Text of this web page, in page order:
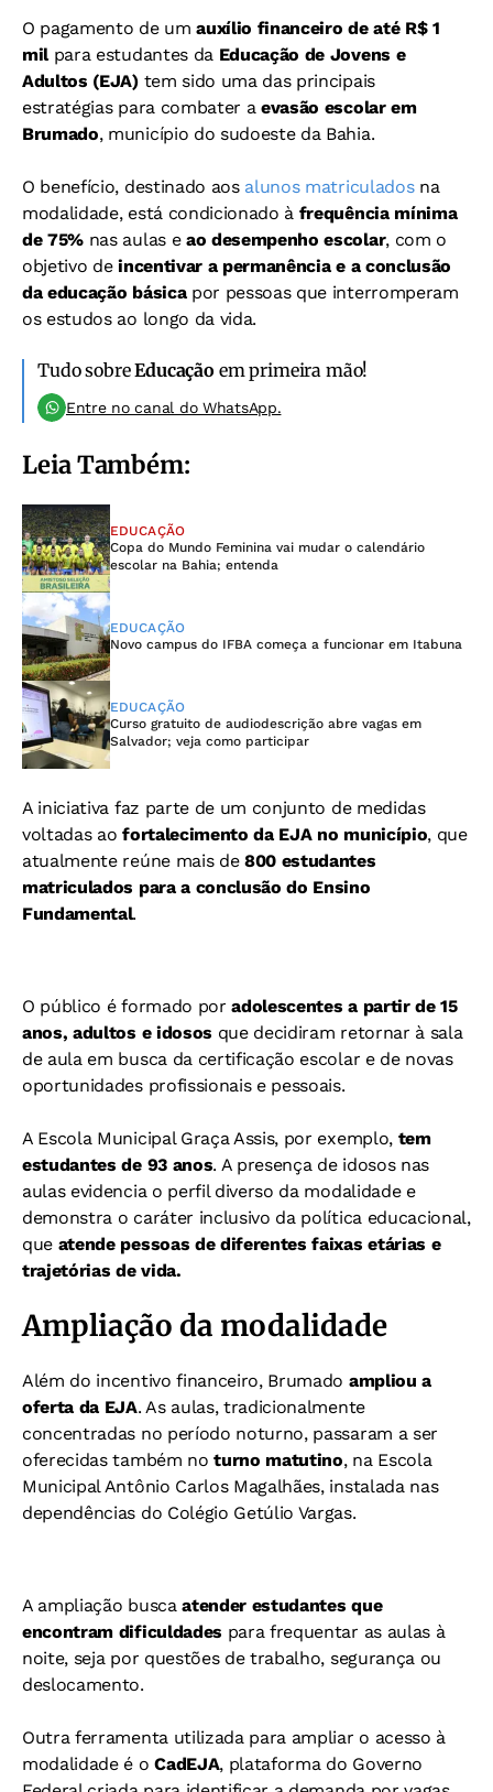
O pagamento de umauxílio financeiro de até R$ 1
milpara estudantes da Educação de Jovens e
Adultos (EJA)tem sido uma das principais
estratégias para combater a evasão escolar em
Brumado, município do sudoeste da Bahia.
O benefício, destinado aos alunos matriculadosna
modalidade, está condicionado à frequência mínima
de 75% nas aulas e ao desempenho escolar, com o
objetivo deincentivar a permanência e a conclusão
da educação básica por pessoas que interromperam
os estudos ao longo da vida.
Tudo sobreEducação em primeira mão!
Entre no canal do WhatsApp.
Leia Também:
EDUCAÇÃO
Copa do Mundo Feminina vai mudar o calendário
escolar na Bahia; entenda
EDUCAÇÃO
Novo campus do IFBA começa a funcionar em Itabuna
EDUCAÇÃO
Curso gratuito de audiodescrição abre vagas em
Salvador; veja como participar
A iniciativa faz parte de um conjunto de medidas
voltadas ao fortalecimento da EJA no município, que
atualmente reúne mais de800 estudantes
matriculados para a conclusão do Ensino
Fundamental.
O público é formado poradolescentes a partir de 15
anos, adultos e idosos que decidiram retornar à sala
de aula em busca da certificação escolar e de novas
oportunidades profissionais e pessoais.
A Escola Municipal Graça Assis, por exemplo, tem
estudantes de 93 anos. A presença de idosos nas
aulas evidencia o perfil diverso da modalidade e
demonstra o caráter inclusivo da política educacional,
que atende pessoas de diferentes faixas etárias e
trajetórias de vida.
Ampliação da modalidade
Além do incentivo financeiro, Brumado ampliou a
oferta da EJA. As aulas, tradicionalmente
concentradas no período noturno, passaram a ser
oferecidas também noturno matutino, na Escola
Municipal Antônio Carlos Magalhães, instalada nas
dependências do Colégio Getúlio Vargas.
A ampliação buscaatender estudantes que
encontram dificuldades para frequentar as aulas à
noite, seja por questões de trabalho, segurança ou
deslocamento.
Outra ferramenta utilizada para ampliar o acesso à
modalidade é oCadEJA, plataforma do Governo